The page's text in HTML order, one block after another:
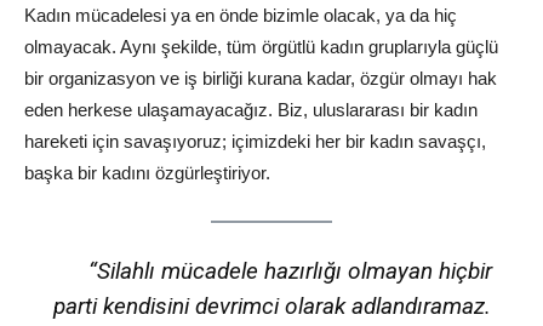
Kadın mücadelesi ya en önde bizimle olacak, ya da hiç
olmayacak. Aynı şekilde, tüm örgütlü kadın gruplarıyla güçlü
bir organizasyon ve iş birliği kurana kadar, özgür olmayı hak
eden herkese ulaşamayacağız. Biz, uluslararası bir kadın
hareketi için savaşıyoruz; içimizdeki her bir kadın savaşçı,
başka bir kadını özgürleştiriyor.
“Silahlı mücadele hazırlığı olmayan hiçbir
parti kendisini devrimci olarak adlandıramaz.